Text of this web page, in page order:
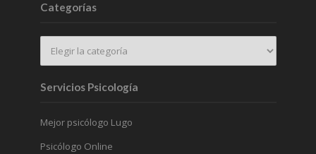
Categorías
Servicios Psicología
Mejor psicólogo Lugo
Psicólogo Online